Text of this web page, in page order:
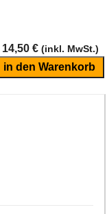
14,50 € (inkl. MwSt.)